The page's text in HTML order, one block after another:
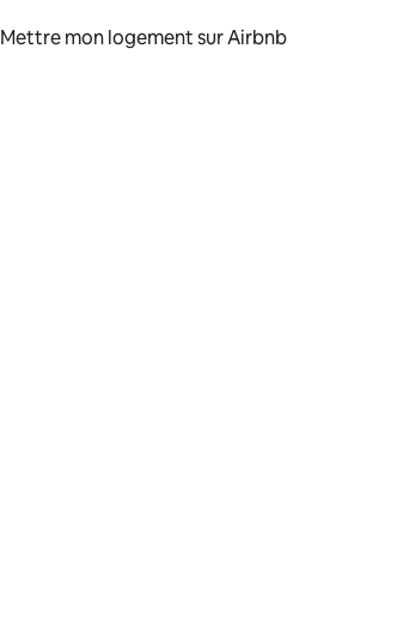
Mettre mon logement sur Airbnb